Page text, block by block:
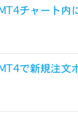
チャート内
で新規注文